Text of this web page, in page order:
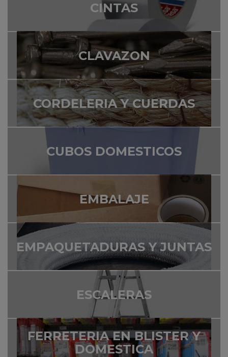
CINTAS
CLAVAZON
CORDELERIA Y CUERDAS
CUBOS DOMESTICOS
EMBALAJE
EMPAQUETADURAS Y JUNTAS
ESCALERAS
FERRETERIA EN BLISTER Y
DOMESTICA